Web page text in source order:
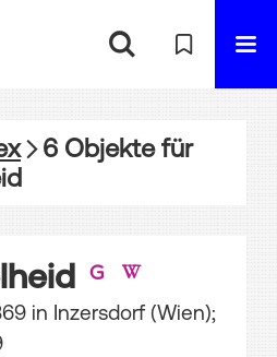
6 Objektefür
in Inzersdorf (Wien);